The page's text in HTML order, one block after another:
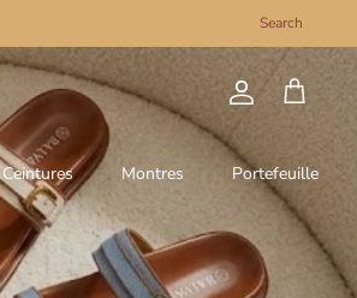
Search
Compte
Panier
Ceintures Montres Portefeuille